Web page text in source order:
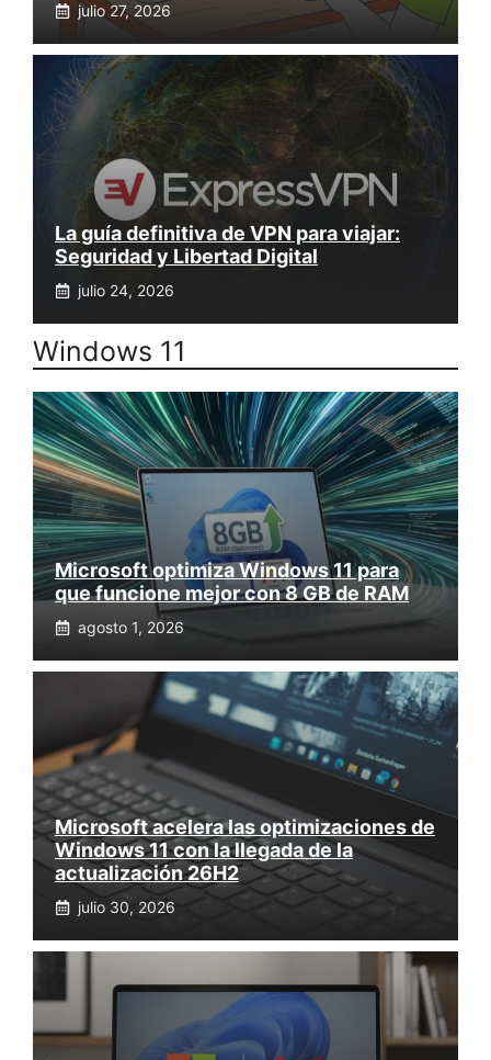
julio 27, 2026
La guía definitiva de VPN para viajar:
Seguridad y Libertad Digital
julio 24, 2026
Windows 11
Microsoft optimiza Windows 11 para
que funcione mejor con 8 GB de RAM
agosto 1, 2026
Microsoft acelera las optimizaciones de
Windows 11 con la llegada de la
actualización 26H2
julio 30, 2026